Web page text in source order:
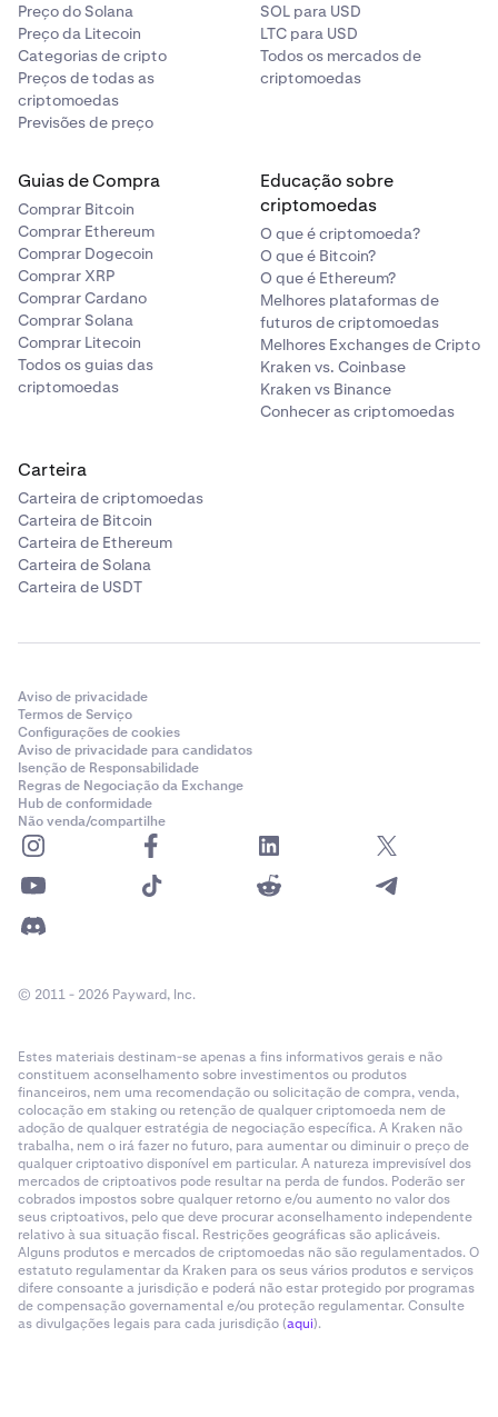
Preço do Solana
Preço da Litecoin
Categorias de cripto
Preços de todas as
criptomoedas
Previsões de preço
SOL para USD
LTC para USD
Todos os mercados de
criptomoedas
Guias de Compra
Comprar Bitcoin
Comprar Ethereum
Comprar Dogecoin
Comprar XRP
Comprar Cardano
Comprar Solana
Comprar Litecoin
Todos os guias das
criptomoedas
Educação sobre
criptomoedas
O que é criptomoeda?
O que é Bitcoin?
O que é Ethereum?
Melhores plataformas de
futuros de criptomoedas
Melhores Exchanges de Cripto
Kraken vs. Coinbase
Kraken vs Binance
Conhecer as criptomoedas
Carteira
Carteira de criptomoedas
Carteira de Bitcoin
Carteira de Ethereum
Carteira de Solana
Carteira de USDT
Aviso de privacidade
Termos de Serviço
Configurações de cookies
Aviso de privacidade para candidatos
Isenção de Responsabilidade
Regras de Negociação da Exchange
Hub de conformidade
Não venda/compartilhe
© 2011 - 2026 Payward, Inc.
Estes materiais destinam-se apenas a fins informativos gerais e não
constituem aconselhamento sobre investimentos ou produtos
financeiros, nem uma recomendação ou solicitação de compra, venda,
colocação em staking ou retenção de qualquer criptomoeda nem de
adoção de qualquer estratégia de negociação específica. A Kraken não
trabalha, nem o irá fazer no futuro, para aumentar ou diminuir o preço de
qualquer criptoativo disponível em particular. A natureza imprevisível dos
mercados de criptoativos pode resultar na perda de fundos. Poderão ser
cobrados impostos sobre qualquer retorno e/ou aumento no valor dos
seus criptoativos, pelo que deve procurar aconselhamento independente
relativo à sua situação fiscal. Restrições geográficas são aplicáveis.
Alguns produtos e mercados de criptomoedas não são regulamentados. O
estatuto regulamentar da Kraken para os seus vários produtos e serviços
difere consoante a jurisdição e poderá não estar protegido por programas
de compensação governamental e/ou proteção regulamentar. Consulte
as divulgações legais para cada jurisdição (aqui).